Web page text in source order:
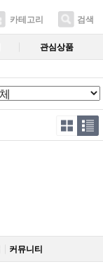
카테고리 검색
관심상품
커뮤니티